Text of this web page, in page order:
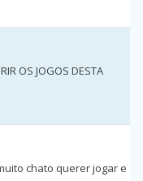
OS JOGOS DESTA
chato querer jogar e